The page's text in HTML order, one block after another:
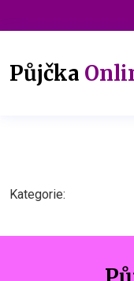
Půjčka
Kategorie: